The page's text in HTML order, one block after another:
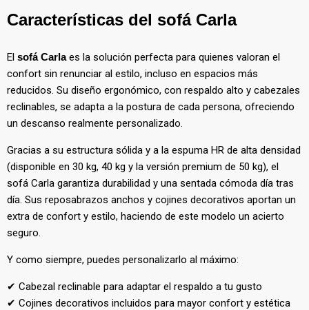
Características del sofá Carla
El sofá Carlaes la solución perfecta para quienes valoran el
confort sin renunciar al estilo, incluso en espacios más
reducidos. Su diseño ergonómico, con respaldo alto y cabezales
reclinables, se adapta a la postura de cada persona, ofreciendo
un descanso realmente personalizado.
Gracias a su estructura sólida y a la espuma HR de alta densidad
(disponible en 30 kg, 40 kg y la versión premium de 50 kg), el
sofá Carla garantiza durabilidad y una sentada cómoda día tras
día. Sus reposabrazos anchos y cojines decorativos aportan un
extra de confort y estilo, haciendo de este modelo un acierto
seguro.
Y como siempre, puedes personalizarlo al máximo:
✔ Cabezal reclinable para adaptar el respaldo a tu gusto
✔ Cojines decorativos incluidos para mayor confort y estética